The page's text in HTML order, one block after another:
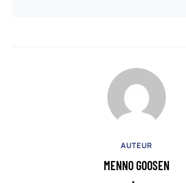
AUTEUR
MENNO GOOSEN